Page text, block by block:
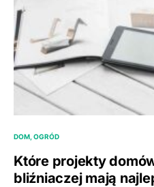
DOM, OGRÓD
Które projekty
bliźniaczej mają